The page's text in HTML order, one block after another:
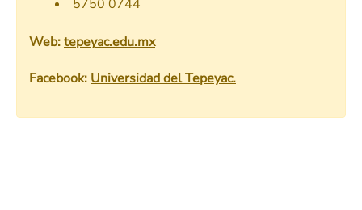
5750 0744
Web:tepeyac.edu.mx
Facebook: Universidad del Tepeyac.